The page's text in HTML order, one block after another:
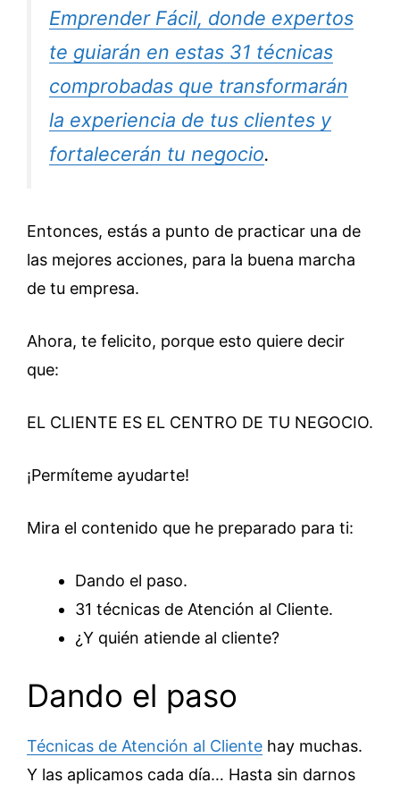
Emprender Fácil, donde expertos
te guiarán en estas 31 técnicas
comprobadas que transformarán
la experiencia de tus clientes y
fortalecerán tu negocio.
Entonces, estás a punto de practicar una de
las mejores acciones, para la buena marcha
de tu empresa.
Ahora, te felicito, porque esto quiere decir
que:
EL CLIENTE ES EL CENTRO DE TU NEGOCIO.
¡Permíteme ayudarte!
Mira el contenido que he preparado para ti:
Dando el paso.
31 técnicas de Atención al Cliente.
¿Y quién atiende al cliente?
Dando el paso
Técnicas de Atención al Cliente hay muchas.
Y las aplicamos cada día… Hasta sin darnos